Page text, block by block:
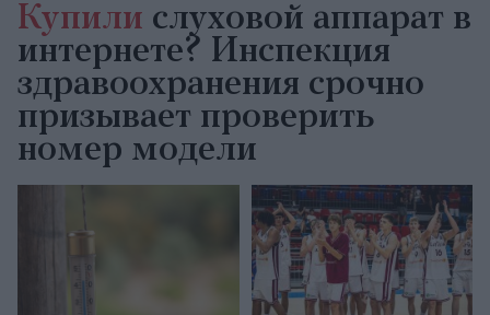
Купили слуховой аппарат в
интернете? Инспекция
здравоохранения срочно
призывает проверить
номер модели